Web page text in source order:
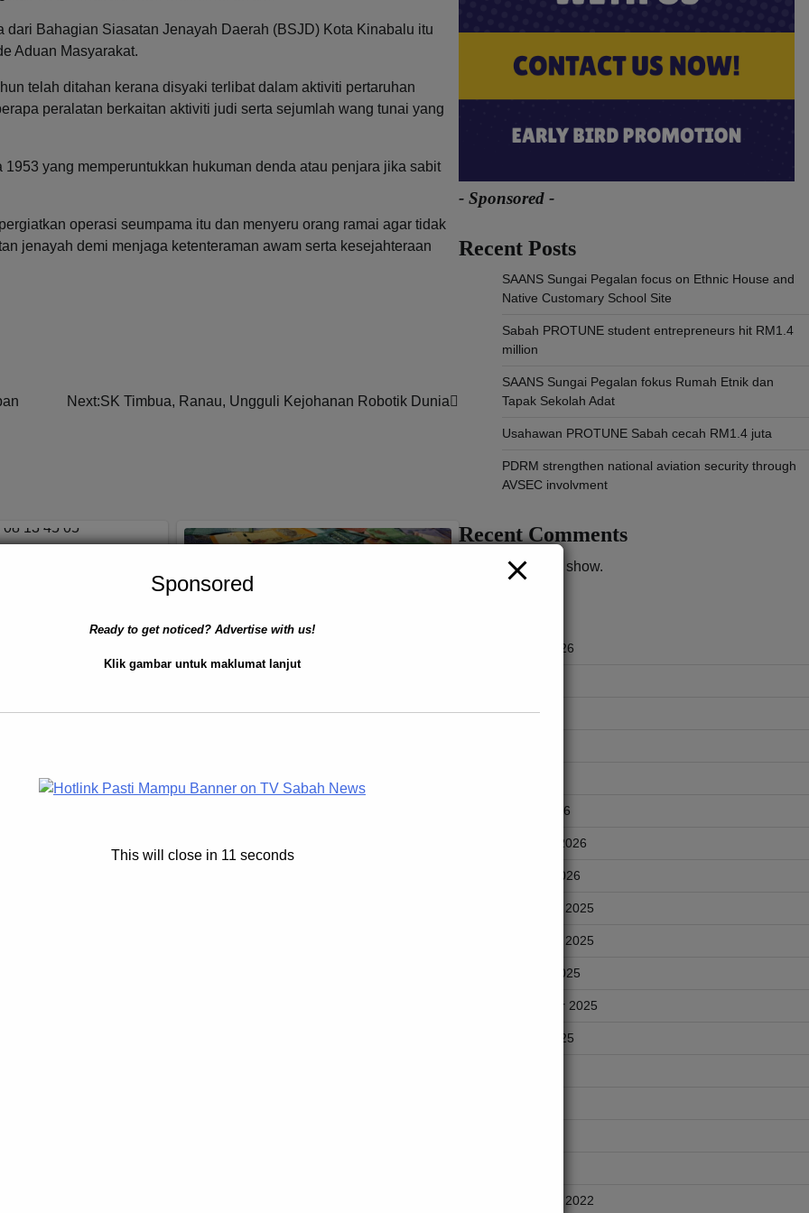
Bahagian Siasatan Jenayah Daerah (BSJD) Kota Kinabalu itu
Aduan Masyarakat.
telah ditahan kerana disyaki terlibat dalam aktiviti pertaruhan
peralatan berkaitan aktiviti judi serta sejumlah wang tunai yang
yang memperuntukkan hukuman denda atau penjara jika sabit
operasi seumpama itu dan menyeru orang ramai agar tidak
jenayah demi menjaga ketenteraman awam serta kesejahteraan
Next:SK Timbua, Ranau, Ungguli Kejohanan Robotik Dunia
Perikanan,
Malaysia) Zon Maritim
Dinaikkan Hingga RM2 Bilion,
- Sponsored -
Recent Posts
SAANS Sungai Pegalan focus on Ethnic House and
Native Customary School Site
Sabah PROTUNE student entrepreneurs hit RM1.4
million
SAANS Sungai Pegalan fokus Rumah Etnik dan
Tapak Sekolah Adat
Usahawan PROTUNE Sabah cecah RM1.4 juta
PDRM strengthen national aviation security through
AVSEC involvment
Recent Comments
No comments to show.
August 2026
June 2026
March 2026
February 2026
January 2026
December 2025
November 2025
October 2025
September 2025
August 2025
November 2022
Sponsored
Ready to get noticed? Advertise with us!
Klik gambar untuk maklumat lanjut
This will close in 11 seconds